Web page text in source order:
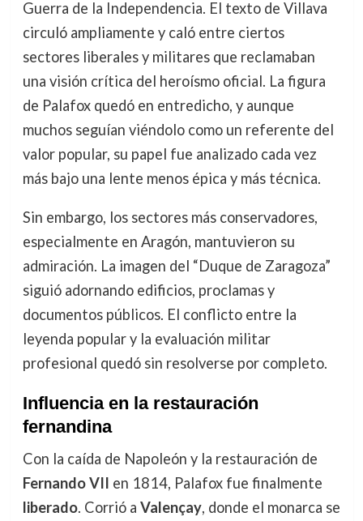
Guerra de la Independencia. El texto de Villava
circuló ampliamente y caló entre ciertos
sectores liberales y militares que reclamaban
una visión crítica del heroísmo oficial. La figura
de Palafox quedó en entredicho, y aunque
muchos seguían viéndolo como un referente del
valor popular, su papel fue analizado cada vez
más bajo una lente menos épica y más técnica.
Sin embargo, los sectores más conservadores,
especialmente en Aragón, mantuvieron su
admiración. La imagen del “Duque de Zaragoza”
siguió adornando edificios, proclamas y
documentos públicos. El conflicto entre la
leyenda popular y la evaluación militar
profesional quedó sin resolverse por completo.
Influencia en la restauración
fernandina
Con la caída de Napoleón y la restauración de
Fernando VII en 1814, Palafox fue finalmente
liberado. Corrió a Valençay, donde el monarca se